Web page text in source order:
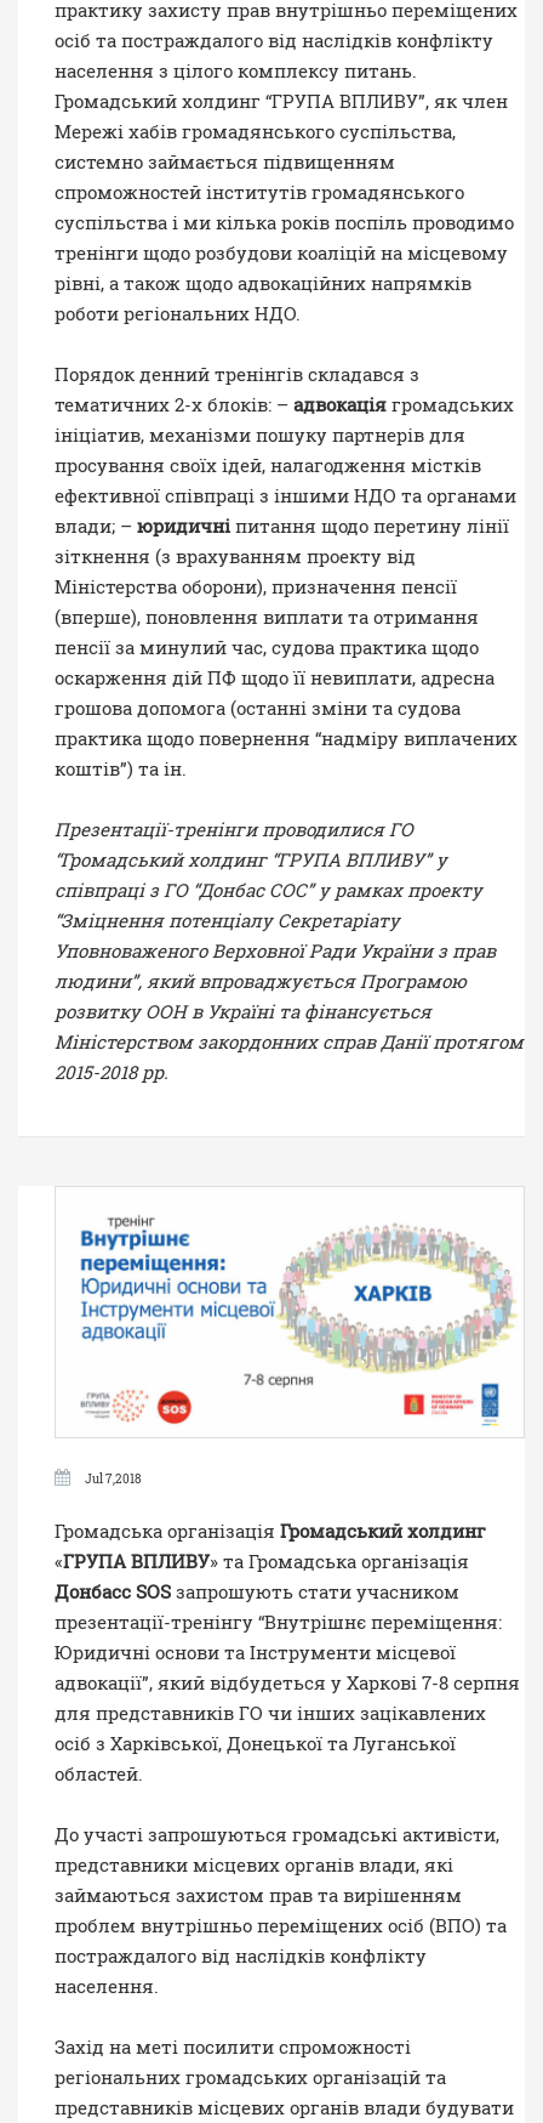
практику захисту прав внутрішньо переміщених
осіб та постраждалого від наслідків конфлікту
населення з цілого комплексу питань.
Громадський холдинг “ГРУПА ВПЛИВУ”, як член
Мережі хабів громадянського суспільства,
системно займається підвищенням
спроможностей інститутів громадянського
суспільства і ми кілька років поспіль проводимо
тренінги щодо розбудови коаліцій на місцевому
рівні, а також щодо адвокаційних напрямків
роботи регіональних НДО.
Порядок денний тренінгів складався з
тематичних 2-х блоків: – адвокація громадських
ініціатив, механізми пошуку партнерів для
просування своїх ідей, налагодження містків
ефективної співпраці з іншими НДО та органами
влади; – юридичні питання щодо перетину лінії
зіткнення (з врахуванням проекту від
Міністерства оборони), призначення пенсії
(вперше), поновлення виплати та отримання
пенсії за минулий час, судова практика щодо
оскарження дій ПФ щодо її невиплати, адресна
грошова допомога (останні зміни та судова
практика щодо повернення “надміру виплачених
коштів”) та ін.
Презентації-тренінги проводилися ГО
“Громадський холдинг “ГРУПА ВПЛИВУ” у
співпраці з ГО “Донбас СОС” у рамках проекту
“Зміцнення потенціалу Секретаріату
Уповноваженого Верховної Ради України з прав
людини”, який впроваджується Програмою
розвитку ООН в Україні та фінансується
Міністерством закордонних справ Данії протягом
2015-2018 рр.
Jul 7,2018
Громадська організація Громадський холдинг
«ГРУПА ВПЛИВУ» та Громадська організація
Донбасс SOS запрошують стати учасником
презентації-тренінгу “Внутрішнє переміщення:
Юридичні основи та Інструменти місцевої
адвокації”, який відбудеться у Харкові 7-8 серпня
для представників ГО чи інших зацікавлених
осіб з Харківської, Донецької та Луганської
областей.
До участі запрошуються громадські активісти,
представники місцевих органів влади, які
займаються захистом прав та вирішенням
проблем внутрішньо переміщених осіб (ВПО) та
постраждалого від наслідків конфлікту
населення.
Захід на меті посилити спроможності
регіональних громадських організацій та
представників місцевих органів влади будувати